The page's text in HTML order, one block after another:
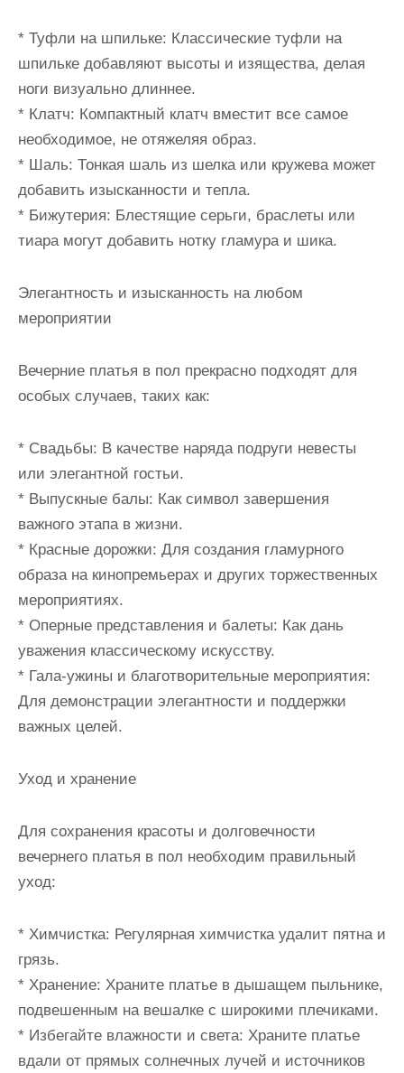
* Туфли на шпильке: Классические туфли на
шпильке добавляют высоты и изящества, делая
ноги визуально длиннее.
* Клатч: Компактный клатч вместит все самое
необходимое, не отяжеляя образ.
* Шаль: Тонкая шаль из шелка или кружева может
добавить изысканности и тепла.
* Бижутерия: Блестящие серьги, браслеты или
тиара могут добавить нотку гламура и шика.
Элегантность и изысканность на любом
мероприятии
Вечерние платья в пол прекрасно подходят для
особых случаев, таких как:
* Свадьбы: В качестве наряда подруги невесты
или элегантной гостьи.
* Выпускные балы: Как символ завершения
важного этапа в жизни.
* Красные дорожки: Для создания гламурного
образа на кинопремьерах и других торжественных
мероприятиях.
* Оперные представления и балеты: Как дань
уважения классическому искусству.
* Гала-ужины и благотворительные мероприятия:
Для демонстрации элегантности и поддержки
важных целей.
Уход и хранение
Для сохранения красоты и долговечности
вечернего платья в пол необходим правильный
уход:
* Химчистка: Регулярная химчистка удалит пятна и
грязь.
* Хранение: Храните платье в дышащем пыльнике,
подвешенным на вешалке с широкими плечиками.
* Избегайте влажности и света: Храните платье
вдали от прямых солнечных лучей и источников